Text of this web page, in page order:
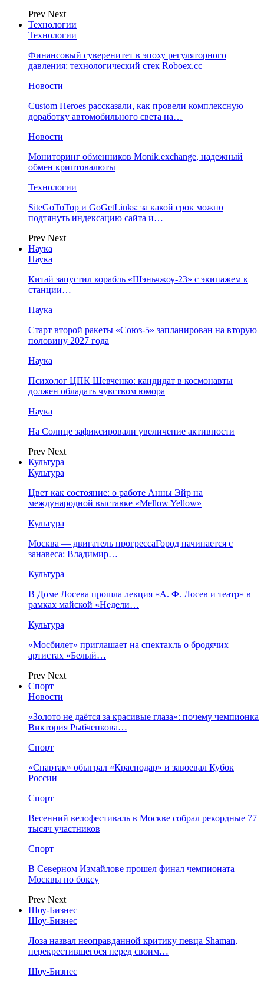
Prev Next
Технологии
Технологии
Финансовый суверенитет в эпоху регуляторного
давления: технологический стек Roboex.cc
Новости
Custom Heroes рассказали, как провели комплексную
доработку автомобильного света на…
Новости
Мониторинг обменников Monik.exchange, надежный
обмен криптовалюты
Технологии
SiteGoToTop и GoGetLinks: за какой срок можно
подтянуть индексацию сайта и…
Prev Next
Наука
Наука
Китай запустил корабль «Шэньчжоу-23» с экипажем к
станции…
Наука
Старт второй ракеты «Союз-5» запланирован на вторую
половину 2027 года
Наука
Психолог ЦПК Шевченко: кандидат в космонавты
должен обладать чувством юмора
Наука
На Солнце зафиксировали увеличение активности
Prev Next
Культура
Культура
Цвет как состояние: о работе Анны Эйр на
международной выставке «Mellow Yellow»
Культура
Москва — двигатель прогрессаГород начинается с
занавеса: Владимир…
Культура
В Доме Лосева прошла лекция «А. Ф. Лосев и театр» в
рамках майской «Недели…
Культура
«Мосбилет» приглашает на спектакль о бродячих
артистах «Белый…
Prev Next
Спорт
Новости
«Золото не даётся за красивые глаза»: почему чемпионка
Виктория Рыбченкова…
Спорт
«Спартак» обыграл «Краснодар» и завоевал Кубок
России
Спорт
Весенний велофестиваль в Москве собрал рекордные 77
тысяч участников
Спорт
В Северном Измайлове прошел финал чемпионата
Москвы по боксу
Prev Next
Шоу-Бизнес
Шоу-Бизнес
Лоза назвал неоправданной критику певца Shaman,
перекрестившегося перед своим…
Шоу-Бизнес